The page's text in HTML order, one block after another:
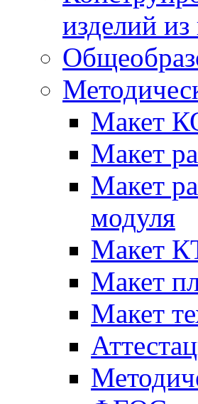
изделий
Макет
Макет
Макет
модуля
Макет
Макет
Макет